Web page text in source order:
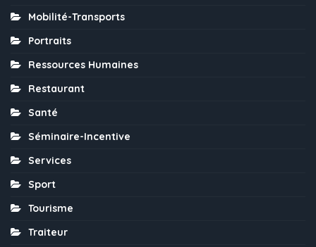
Mobilité-Transports
Portraits
Ressources Humaines
Restaurant
Santé
Séminaire-Incentive
Services
Sport
Tourisme
Traiteur